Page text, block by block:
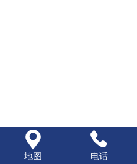

地图

电话